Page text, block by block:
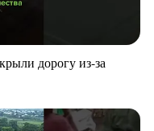
дорогу из-за